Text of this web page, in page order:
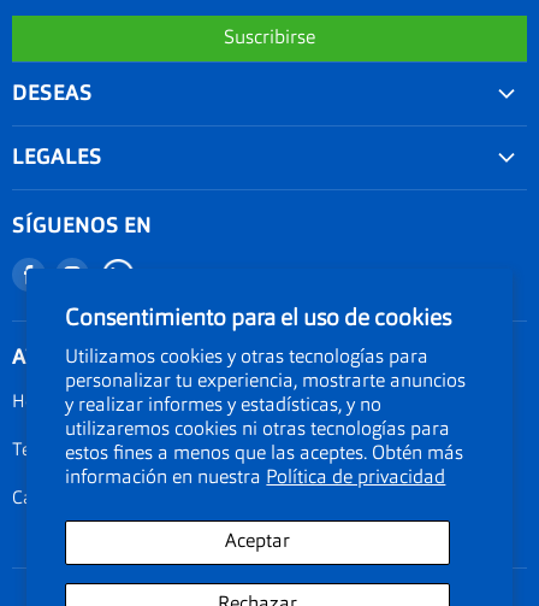
Consentimiento para el uso de cookies
Utilizamos cookies y otras tecnologías para
personalizar tu experiencia, mostrarte anuncios
y realizar informes y estadísticas, y no
utilizaremos cookies ni otras tecnologías para
estos fines a menos que las aceptes. Obtén más
información en nuestra Política de privacidad
Aceptar
Suscribirse
DESEAS
Seguimiento de Pedido
Nuestro blog
Documentos Electronicos Topsa Peru S.A.C
Documentos Electrónicos GMO Peru S.A.C
LEGALES
Promociones
Políticas de Envío
Política de privacidad
Legal de cookies
Documentos electrónicos
Términos del servicio
SÍGUENOS EN
Encuéntranos
Encuéntranos
ATENCIÓN AL CLIENTE
Horarios: Lunes a Viernes de 09:00am a 06:00pm
Teléfono 01-3190134
Calle Amador Merino Reyna 223, San Isidro, Lima Perú